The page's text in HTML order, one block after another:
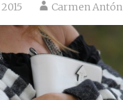
Carmen Antón